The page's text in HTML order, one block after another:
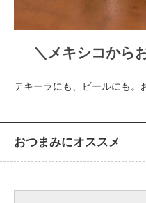
＼メキシコから
テキーラにも、ビールにも。
おつまみにオススメ